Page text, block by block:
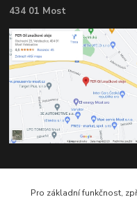
434 01 Most
Kontakty
Pro základní funkčnost,